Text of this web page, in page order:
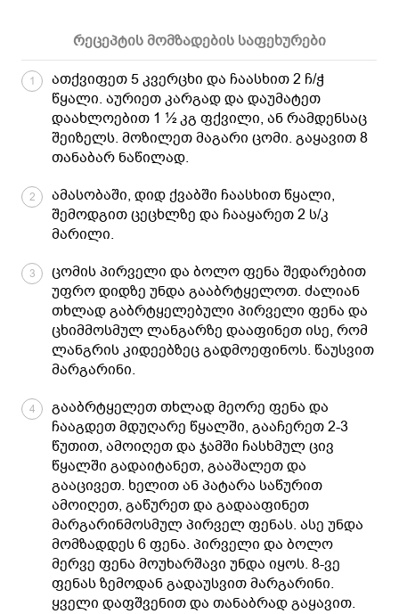
რეცეპტის მომზადების საფეხურები
1
ათქვიფეთ 5 კვერცხი და ჩაასხით 2 ჩ/ჭ
წყალი. აურიეთ კარგად და დაუმატეთ
დაახლოებით 1 ½ კგ ფქვილი, ან რამდენსაც
შეიზელს. მოზილეთ მაგარი ცომი. გაყავით 8
თანაბარ ნაწილად.
2
ამასობაში, დიდ ქვაბში ჩაასხით წყალი,
შემოდგით ცეცხლზე და ჩააყარეთ 2 ს/კ
მარილი.
3
ცომის პირველი და ბოლო ფენა შედარებით
უფრო დიდზე უნდა გააბრტყელოთ. ძალიან
თხლად გაბრტყელებული პირველი ფენა და
ცხიმმოსმულ ლანგარზე დააფინეთ ისე, რომ
ლანგრის კიდეებზეც გადმოეფინოს. წაუსვით
მარგარინი.
4
გააბრტყელეთ თხლად მეორე ფენა და
ჩააგდეთ მდუღარე წყალში, გააჩერეთ 2-3
წუთით, ამოიღეთ და ჯამში ჩასხმულ ცივ
წყალში გადაიტანეთ, გააშალეთ და
გააცივეთ. ხელით ან პატარა საწურით
ამოიღეთ, გაწურეთ და გადააფინეთ
მარგარინმოსმულ პირველ ფენას. ასე უნდა
მომზადდეს 6 ფენა. პირველი და ბოლო
მერვე ფენა მოუხარშავი უნდა იყოს. 8-ვე
ფენას ზემოდან გადაუსვით მარგარინი.
ყველი დაფშვენით და თანაბრად გაყავით.